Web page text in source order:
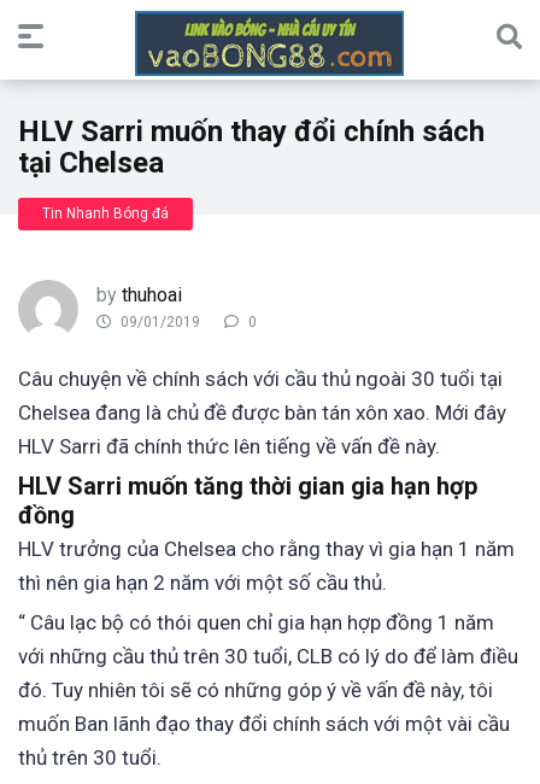
HLV Sarri muốn thay đổi chính sách
tại Chelsea
Tin Nhanh Bóng đá
by thuhoai
09/01/2019 0
Câu chuyện về chính sách với cầu thủ ngoài 30 tuổi tại
Chelsea đang là chủ đề được bàn tán xôn xao. Mới đây
HLV Sarri đã chính thức lên tiếng về vấn đề này.
HLV Sarri muốn tăng thời gian gia hạn hợp
đồng
HLV trưởng của Chelsea cho rằng thay vì gia hạn 1 năm
thì nên gia hạn 2 năm với một số cầu thủ.
“ Câu lạc bộ có thói quen chỉ gia hạn hợp đồng 1 năm
với những cầu thủ trên 30 tuổi, CLB có lý do để làm điều
đó. Tuy nhiên tôi sẽ có những góp ý về vấn đề này, tôi
muốn Ban lãnh đạo thay đổi chính sách với một vài cầu
thủ trên 30 tuổi.